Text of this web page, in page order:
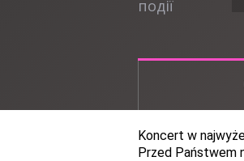
події
Koncert w
Przed Państwem